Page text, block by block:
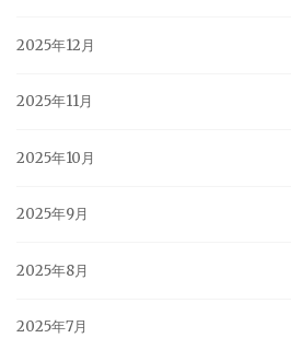
2025年12月
2025年11月
2025年10月
2025年9月
2025年8月
2025年7月